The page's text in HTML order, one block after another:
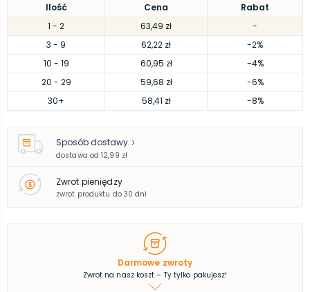
Ilość Cena
Rabat
1 - 2 63,49 zł
-
3 - 9 62,22 zł
-2%
10 - 19 60,95 zł
-4%
20 - 29 59,68 zł
-6%
30+ 58,41 zł -8%
Sposób dostawy
dostawa od 12,99 zł
Zwrot pieniędzy
zwrot produktu do 30 dni
Darmowe zwroty
Zwrot na nasz koszt – Ty tylko pakujesz!